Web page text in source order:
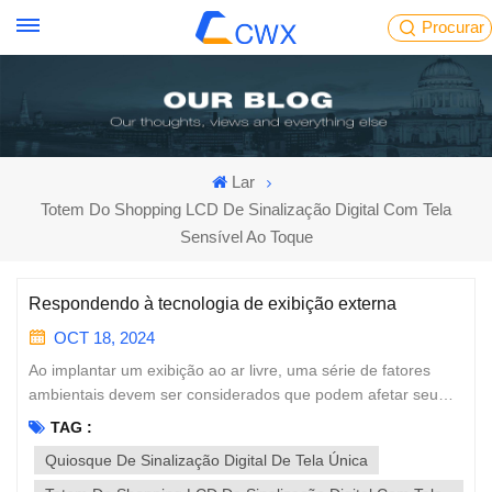
Procurar
Lar
Totem Do Shopping LCD De Sinalização Digital Com Tela
Sensível Ao Toque
Respondendo à tecnologia de exibição externa
OCT 18, 2024
Ao implantar um exibição ao ar livre, uma série de fatores
ambientais devem ser considerados que podem afetar seu
desempenho e durabilidade. Esses fatores não são apenas a
exposição a fatores climáticos; Abrangem uma série de
desafios naturais e climáticos que exigem tecnologia
TAG :
Quiosque De Sinalização Digital De Tela Única